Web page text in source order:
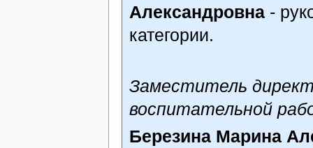
Александровна-
категории.
Заместитель
воспитательной
Березина Марина